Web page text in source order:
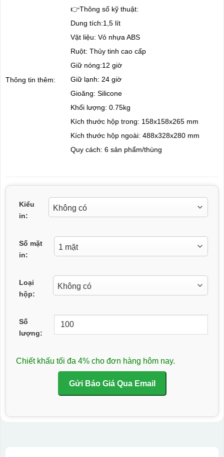
Thông tin thêm:
👉Thông số kỹ thuật:
Dung tích:1,5 lít
Vật liệu: Vỏ nhựa ABS
Ruột: Thủy tinh cao cấp
Giữ nóng:12 giờ
Giữ lạnh: 24 giờ
Gioăng: Silicone
Khối lượng: 0.75kg
Kích thước hộp trong: 158x158x265 mm
Kích thước hộp ngoài: 488x328x280 mm
Quy cách: 6 sản phẩm/thùng
Kiểu
in:
Số mặt
in:
Loại
hộp:
Số
lượng:
Chiết khấu tối đa 4% cho đơn hàng hôm nay.
Gửi Báo Giá Qua Email